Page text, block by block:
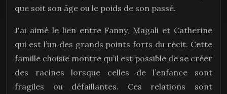
que soit son âge ou le poids de son passé.
J'ai aimé le lien entre Fanny, Magali et Catherine
qui est l’un des grands points forts du récit. Cette
famille choisie montre qu’il est possible de se créer
des racines lorsque celles de l’enfance sont
fragiles ou défaillantes. Ces relations sont